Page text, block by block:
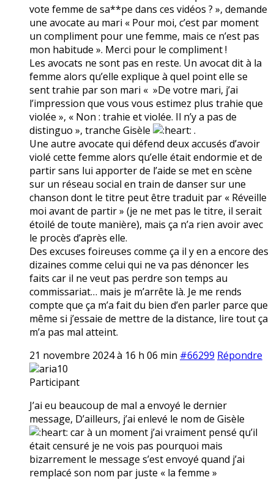
vote femme de sa**pe dans ces vidéos ? », demande
une avocate au mari « Pour moi, c’est par moment
un compliment pour une femme, mais ce n’est pas
mon habitude ». Merci pour le compliment !
Les avocats ne sont pas en reste. Un avocat dit à la
femme alors qu’elle explique à quel point elle se
sent trahie par son mari « »De votre mari, j’ai
l’impression que vous vous estimez plus trahie que
violée », « Non : trahie et violée. Il n’y a pas de
distinguo », tranche Gisèle
.
Une autre avocate qui défend deux accusés d’avoir
violé cette femme alors qu’elle était endormie et de
partir sans lui apporter de l’aide se met en scène
sur un réseau social en train de danser sur une
chanson dont le titre peut être traduit par « Réveille
moi avant de partir » (je ne met pas le titre, il serait
étoilé de toute manière), mais ça n’a rien avoir avec
le procès d’après elle.
Des excuses foireuses comme ça il y en a encore des
dizaines comme celui qui ne va pas dénoncer les
faits car il ne veut pas perdre son temps au
commissariat… mais je m’arrête là. Je me rends
compte que ça m’a fait du bien d’en parler parce que
même si j’essaie de mettre de la distance, lire tout ça
m’a pas mal atteint.
21 novembre 2024 à 16 h 06 min #66299 Répondre
aria10
Participant
J’ai eu beaucoup de mal a envoyé le dernier
message, D’ailleurs, j’ai enlevé le nom de Gisèle
car à un moment j’ai vraiment pensé qu’il
était censuré je ne vois pas pourquoi mais
bizarrement le message s’est envoyé quand j’ai
remplacé son nom par juste « la femme »